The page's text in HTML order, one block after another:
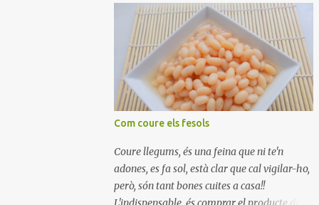
Com coure els fesols
Coure llegums, és una feina que ni te'n
adones, es fa sol, està clar que cal vigilar-ho,
però, són tant bones cuites a casa!!